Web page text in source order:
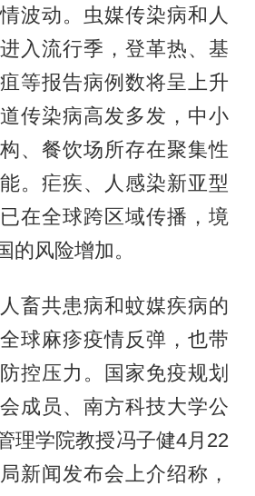
波动。虫媒传染病和人
入流行季，登革热、基
等报告病例数将呈上升
传染病高发多发，中小
、餐饮场所存在聚集性
。疟疾、人感染新亚型
在全球跨区域传播，境
的风险增加。
畜共患病和蚊媒疾病的
球麻疹疫情反弹，也带
控压力。国家免疫规划
成员、南方科技大学公
理学院教授冯子健4月22
新闻发布会上介绍称，